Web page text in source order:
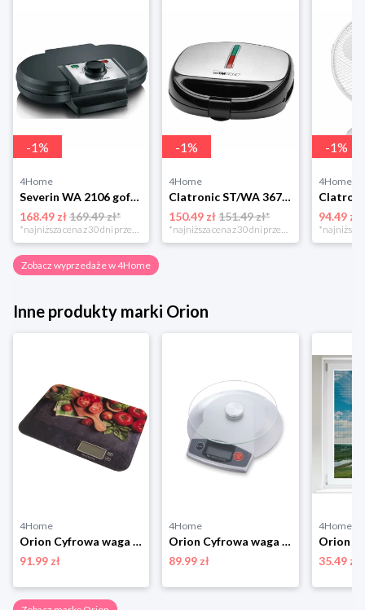
-1%
4Home
Severin WA 2106 gofrownica duo, czarny
168.49 zł169.49 zł*
*najniższa cena z 30 dni przed obniżką
-1%
4Home
Clatronic ST/WA 3670 Opiekacz do kanapek
150.49 zł 151.49 zł*
*najniższa cena z 30 dni przed obniżką
-1%
4Home
94.49 zł
Zobacz wyprzedaże w 4Home
Inne produkty marki Orion
4Home
Orion Cyfrowa waga kuchenna Warzywa, 20 kg
91.99 zł
4Home
Orion Cyfrowa waga kuchenna 5 kg
89.99 zł
4Home
35.49 zł